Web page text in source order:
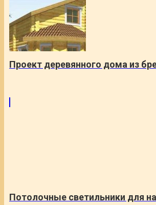
Проект деревянного дома из
Потолочные светильники для